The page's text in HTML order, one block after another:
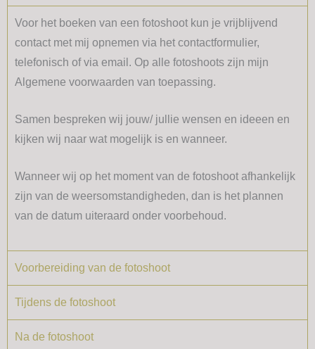
Voor het boeken van een fotoshoot kun je vrijblijvend
contact met mij opnemen via het contactformulier,
telefonisch of via email. Op alle fotoshoots zijn mijn
Algemene voorwaarden van toepassing.
Samen bespreken wij jouw/ jullie wensen en ideeen en
kijken wij naar wat mogelijk is en wanneer.
Wanneer wij op het moment van de fotoshoot afhankelijk
zijn van de weersomstandigheden, dan is het plannen
van de datum uiteraard onder voorbehoud.
Voorbereiding van de fotoshoot
Tijdens de fotoshoot
Na de fotoshoot